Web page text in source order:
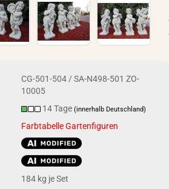
CG-501-504 / SA-N498-501 ZO-
10005
14 Tage(innerhalb Deutschland)
Farbtabelle Gartenfiguren
184 kg je Set